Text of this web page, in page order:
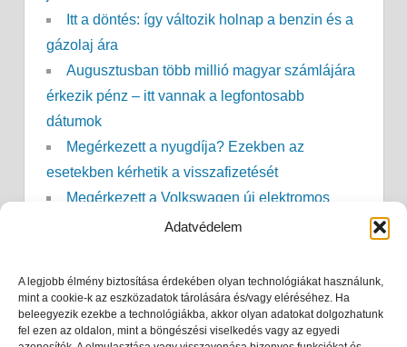
Adatvédelem
A legjobb élmény biztosítása érdekében olyan technológiákat használunk,
mint a cookie-k az eszközadatok tárolására és/vagy eléréséhez. Ha
beleegyezik ezekbe a technológiákba, akkor olyan adatokat dolgozhatunk
fel ezen az oldalon, mint a böngészési viselkedés vagy az egyedi
Itt a döntés: így változik holnap a benzin és a
gázolaj ára
Augusztusban több millió magyar számlájára
érkezik pénz – itt vannak a legfontosabb
dátumok
Megérkezett a nyugdíja? Ezekben az
esetekben kérhetik a visszafizetését
Megérkezett a Volkswagen új elektromos
SUV-ja – akár 437 kilométeres hatótávval
Érkezik a Ford új elektromos pickupja – 2027-
ben indulhat a gyártás
Szociális tűzifa 2026: megduplázza a